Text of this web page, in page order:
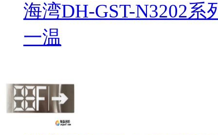
海湾DH-GST-N3202
一温